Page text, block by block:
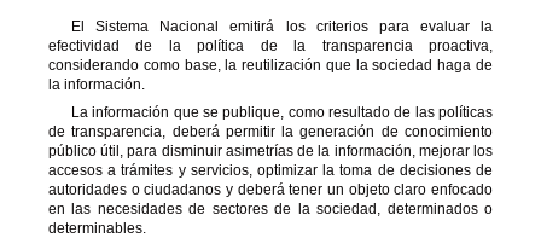
El Sistema Nacional emitirá los criterios para evaluar la
efectividad de la política de la transparencia proactiva,
considerando como base, la reutilización que la sociedad haga de
la información.
La información que se publique, como resultado de las políticas
de transparencia, deberá permitir la generación de conocimiento
público útil, para disminuir asimetrías de la información, mejorar los
accesos a trámites y servicios, optimizar la toma de decisiones de
autoridades o ciudadanos y deberá tener un objeto claro enfocado
en las necesidades de sectores de la sociedad, determinados o
determinables.